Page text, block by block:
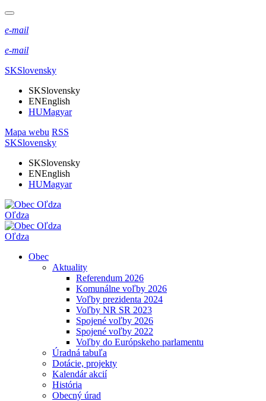
e-mail
e-mail
SKSlovensky
SKSlovensky
ENEnglish
HUMagyar
Mapa webu RSS
SKSlovensky
SKSlovensky
ENEnglish
HUMagyar
Oľdza
Oľdza
Obec
Aktuality
Referendum 2026
Komunálne voľby 2026
Voľby prezidenta 2024
Voľby NR SR 2023
Spojené voľby 2026
Spojené voľby 2022
Voľby do Európskeho parlamentu
Úradná tabuľa
Dotácie, projekty
Kalendár akcií
História
Obecný úrad